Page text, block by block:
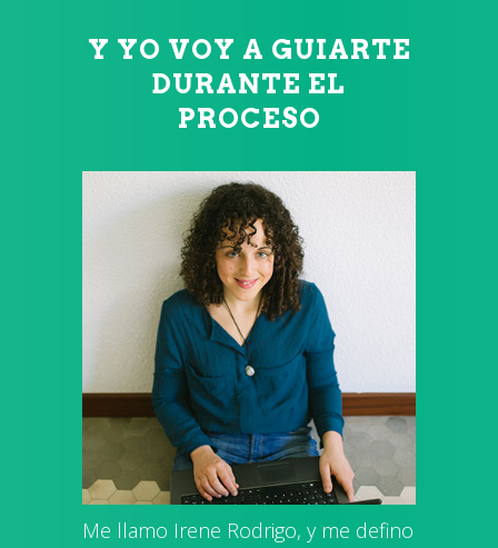
Y YO VOY A GUIARTE
DURANTE EL
PROCESO
Me llamo Irene Rodrigo, y me defino